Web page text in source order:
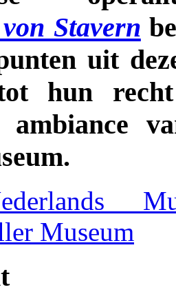
Stavern
uit
hun
ambiance
Museum